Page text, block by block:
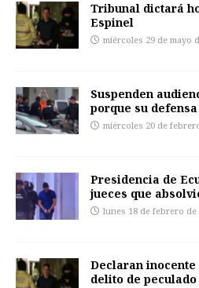
Tribunal dictará
Espinel
miércoles 29 de mayo
Suspenden
porque su
miércoles 20 de
Presidencia de
jueces que
lunes 18 de febrero de
Declaran
delito de peculado